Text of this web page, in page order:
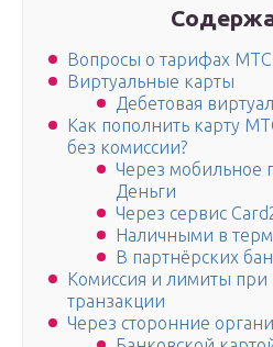
Вопросы о тарифах МТС
Виртуальные карты
Дебетовая
Как пополнить карту
без комиссии?
Через
Деньги
Через сервис
Наличными в
В партнёрских
Комиссия и лимиты
транзакции
Через сторонние